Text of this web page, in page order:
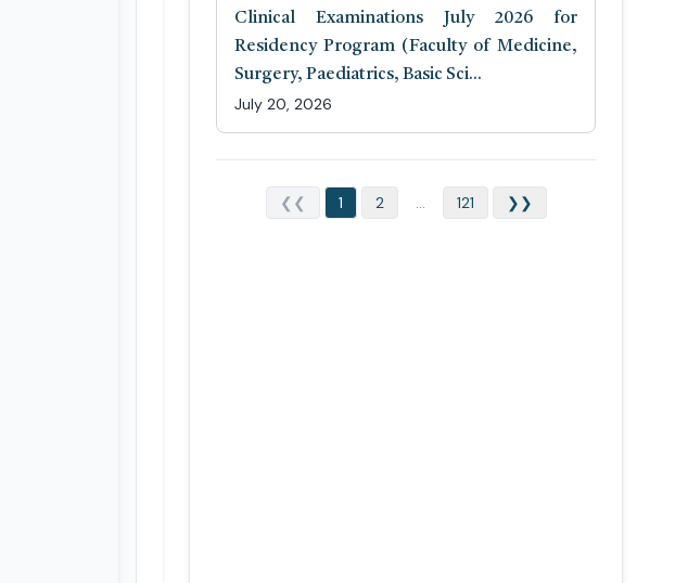
Clinical Examinations July 2026 for
Residency Program (Faculty of Medicine,
Surgery, Paediatrics, Basic Sci...
July 20, 2026
❮❮ 1 2 ... 121 ❯❯